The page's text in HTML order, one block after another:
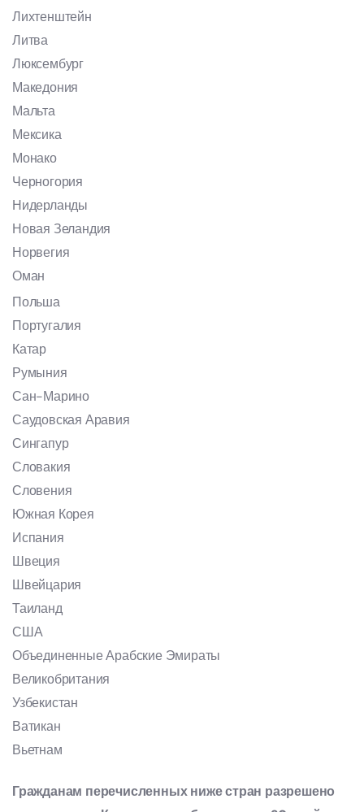
Лихтенштейн
Литва
Люксембург
Македония
Мальта
Мексика
Монако
Черногория
Нидерланды
Новая Зеландия
Норвегия
Оман
Польша
Португалия
Катар
Румыния
Сан-Марино
Саудовская Аравия
Сингапур
Словакия
Словения
Южная Корея
Испания
Швеция
Швейцария
Таиланд
США
Объединенные Арабские Эмираты
Великобритания
Узбекистан
Ватикан
Вьетнам
Гражданам перечисленных ниже стран разрешено